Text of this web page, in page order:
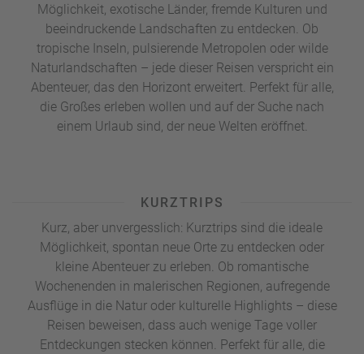
Möglichkeit, exotische Länder, fremde Kulturen und
beeindruckende Landschaften zu entdecken. Ob
tropische Inseln, pulsierende Metropolen oder wilde
Naturlandschaften – jede dieser Reisen verspricht ein
Abenteuer, das den Horizont erweitert. Perfekt für alle,
die Großes erleben wollen und auf der Suche nach
einem Urlaub sind, der neue Welten eröffnet.
KURZTRIPS
Kurz, aber unvergesslich: Kurztrips sind die ideale
Möglichkeit, spontan neue Orte zu entdecken oder
kleine Abenteuer zu erleben. Ob romantische
Wochenenden in malerischen Regionen, aufregende
Ausflüge in die Natur oder kulturelle Highlights – diese
Reisen beweisen, dass auch wenige Tage voller
Entdeckungen stecken können. Perfekt für alle, die